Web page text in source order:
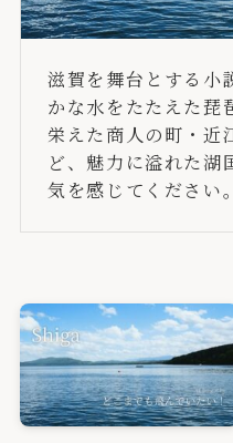
滋賀を舞台とする小
かな水をたたえた琵
栄えた商人の町・近
ど、魅力に溢れた湖
気を感じてください。